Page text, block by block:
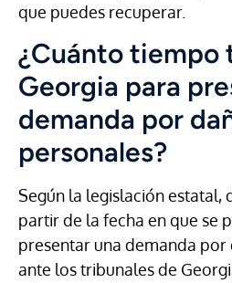
que puedes recuperar.
¿Cuánto tiempo
Georgia para
demanda por
personales?
Según la legislación estatal,
partir de la fecha en que se
presentar una demanda por
ante los tribunales de